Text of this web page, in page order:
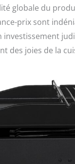
globale du
prix sont
investissement
des joies de la